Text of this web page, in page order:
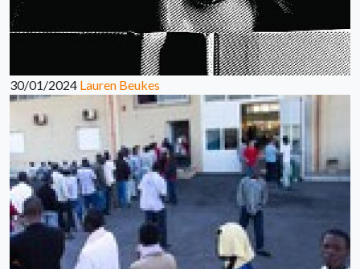
30/01/2024 Lauren Beukes